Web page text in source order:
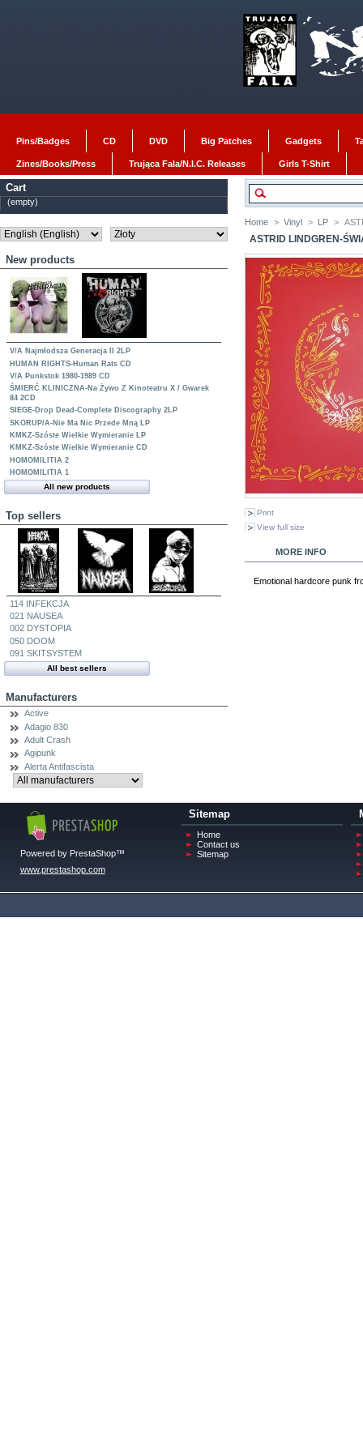
Pins/Badges CD DVD Big Patches Gadgets
Zines/Books/Press Trująca Fala/N.I.C. Releases Girls T-Shirt
Cart
(empty)
New products
V/A Najmłodsza Generacja II 2LP
HUMAN RIGHTS-Human Rats CD
V/A Punkstok 1980-1989 CD
ŚMIERĆ KLINICZNA-Na Żywo Z Kinoteatru X / Gwarek
84 2CD
SIEGE-Drop Dead-Complete Discography 2LP
SKORUP/A-Nie Ma Nic Przede Mną LP
KMKZ-Szóste Wielkie Wymieranie LP
KMKZ-Szóste Wielkie Wymieranie CD
HOMOMILITIA 2
HOMOMILITIA 1
All new products
Top sellers
114 INFEKCJA
021 NAUSEA
002 DYSTOPIA
050 DOOM
091 SKITSYSTEM
All best sellers
Manufacturers
Active
Adagio 830
Adult Crash
Agipunk
Alerta Antifascista
Home > Vinyl > LP >
ASTRID LINDGREN-
Print
View full size
MORE INFO
Emotional hardcore punk
Powered by PrestaShop™
www.prestashop.com
Sitemap
Home
Contact us
Sitemap